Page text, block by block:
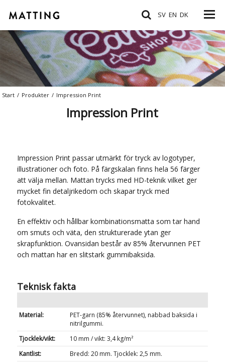
SV EN DK
Start / Produkter / Impression Print
Impression Print
Impression Print passar utmärkt för tryck av logotyper,
illustrationer och foto. På färgskalan finns hela 56 färger
att välja mellan. Mattan trycks med HD-teknik vilket ger
mycket fin detaljrikedom och skapar tryck med
fotokvalitet.
En effektiv och hållbar kombinationsmatta som tar hand
om smuts och väta, den strukturerade ytan ger
skrapfunktion. Ovansidan består av 85% återvunnen PET
och mattan har en slitstark gummibaksida.
Teknisk fakta
Material:
PET-garn (85% återvunnet), nabbad baksida i
nitrilgummi.
Tjocklek/vikt:
10 mm / vikt: 3,4 kg/m²
Kantlist:
Bredd: 20 mm. Tjocklek: 2,5 mm.